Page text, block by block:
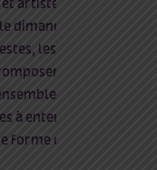
artistes du
dimanche,
les
à entendre
forme de